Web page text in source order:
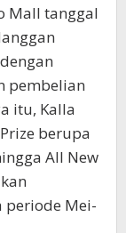
Mall tanggal
pembelian
itu, Kalla
berupa
All New
periode Mei-